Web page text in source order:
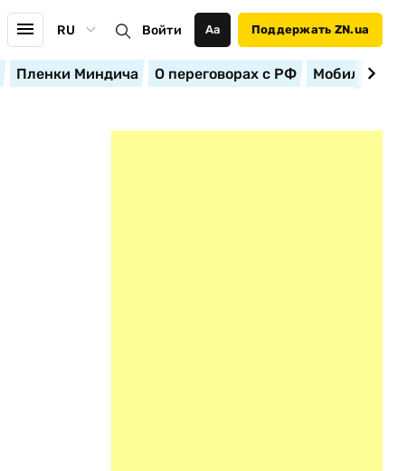
RU Войти Аа Поддержать ZN.ua
Пленки Миндича О переговорах с РФ